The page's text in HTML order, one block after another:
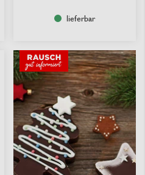
lieferbar